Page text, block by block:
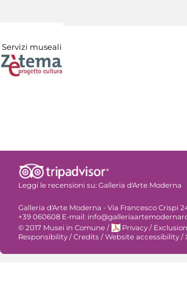
Servizi museali
Leggi le recensioni su: Galleria d'Arte Moderna
Galleria d'Arte Moderna - Via Francesco Crispi
+39 060608 E-mail:
© 2017 Musei in Comune / Privacy /
Responsibility / Credits / Website accessibility /